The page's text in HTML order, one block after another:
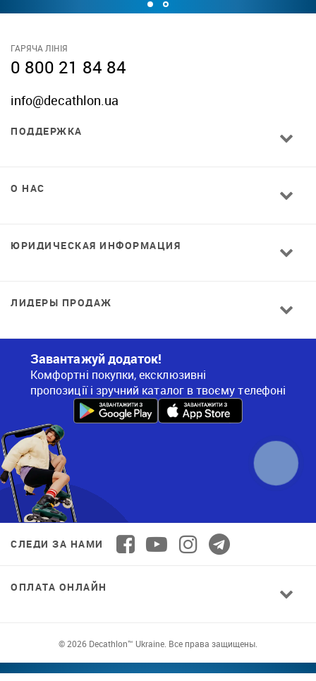
ГАРЯЧА ЛІНІЯ
0 800 21 84 84
info@decathlon.ua
ПОДДЕРЖКА
О НАС
ЮРИДИЧЕСКАЯ ИНФОРМАЦИЯ
ЛИДЕРЫ ПРОДАЖ
Завантажуй додаток!
Комфортні покупки, ексклюзивні
пропозиції і зручний каталог в твоєму телефоні
СЛЕДИ ЗА НАМИ
ОПЛАТА ОНЛАЙН
© 2026 Decathlon™ Ukraine. Все права защищены.